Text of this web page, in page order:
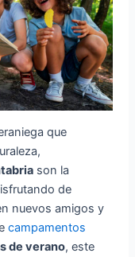
que
son la
de
nuevos amigos y
campamentos
de verano, este